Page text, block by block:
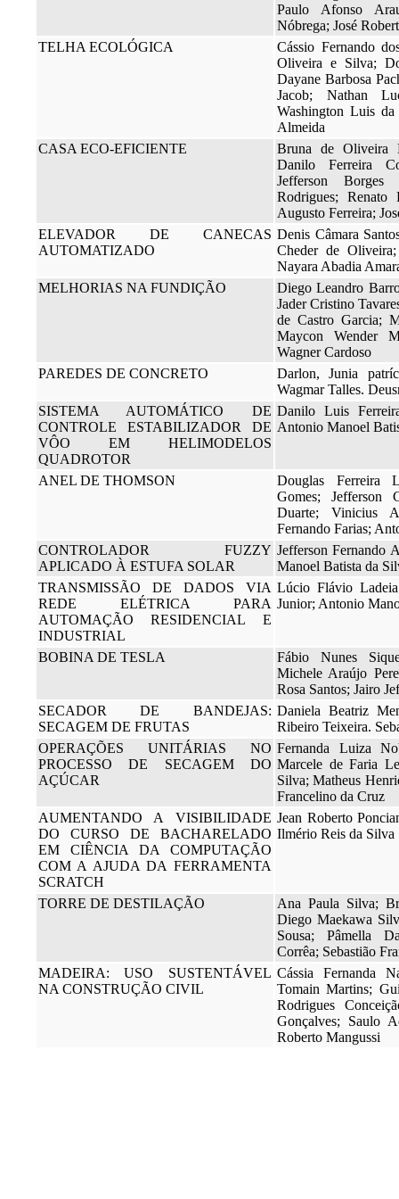
Paulo Afonso
Nóbrega; José
TELHA ECOLÓGICA
Cássio Fernando
Oliveira e Silva;
Dayane Barbosa
Jacob; Nathan
Washington Luis
Almeida
CASA ECO-EFICIENTE
Bruna de Oliveira
Danilo Ferreira
Jefferson Borges
Rodrigues; Renato
Augusto Ferreira;
ELEVADOR DE CANECAS
AUTOMATIZADO
Denis Câmara
Cheder de
Nayara Abadia
MELHORIAS NA FUNDIÇÃO
Diego Leandro
Jader Cristino
de Castro Garcia;
Maycon Wender
Wagner Cardoso
PAREDES DE CONCRETO
Darlon, Junia
Wagmar Talles.
SISTEMA AUTOMÁTICO DE
CONTROLE ESTABILIZADOR DE
VÔO EM HELIMODELOS
QUADROTOR
Danilo Luis
Antonio Manoel
ANEL DE THOMSON
Douglas Ferreira
Gomes; Jefferson
Duarte; Vinicius
Fernando Farias;
CONTROLADOR FUZZY
APLICADO À ESTUFA SOLAR
Jefferson Fernando
Manoel Batista da
TRANSMISSÃO DE DADOS VIA
REDE ELÉTRICA PARA
AUTOMAÇÃO RESIDENCIAL E
INDUSTRIAL
Lúcio Flávio
Junior; Antonio
BOBINA DE TESLA
Fábio Nunes
Michele Araújo
Rosa Santos; Jairo
SECADOR DE BANDEJAS:
SECAGEM DE FRUTAS
Daniela Beatriz
Ribeiro Teixeira.
OPERAÇÕES UNITÁRIAS NO
PROCESSO DE SECAGEM DO
AÇÚCAR
Fernanda Luiza
Marcele de Faria
Silva; Matheus
Francelino da Cruz
AUMENTANDO A VISIBILIDADE
DO CURSO DE BACHARELADO
EM CIÊNCIA DA COMPUTAÇÃO
COM A AJUDA DA FERRAMENTA
SCRATCH
Jean Roberto
Ilmério Reis da Silva
TORRE DE DESTILAÇÃO
Ana Paula Silva;
Diego Maekawa
Sousa; Pâmella
Corrêa; Sebastião
MADEIRA: USO SUSTENTÁVEL
NA CONSTRUÇÃO CIVIL
Cássia Fernanda
Tomain Martins;
Rodrigues
Gonçalves; Saulo
Roberto Mangussi